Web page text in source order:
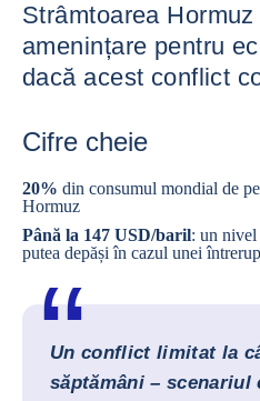
Strâmtoarea
amenințare pentru
dacă acest conflict
Cifre cheie
20% din consumul mondial de
Hormuz
Până la 147 USD/baril: un
putea depăși în cazul unei
Un conflict limitat la
săptămâni –